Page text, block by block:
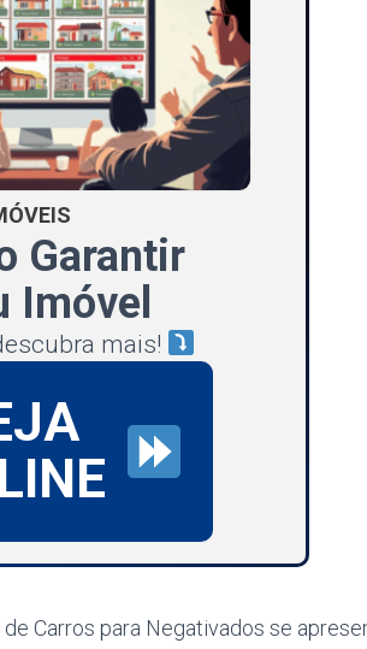
Garantir
Imóvel
mais!
Carros para Negativados se